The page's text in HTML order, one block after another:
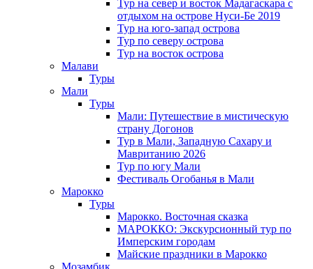
Тур на север и восток Мадагаскара с
отдыхом на острове Нуси-Бе 2019
Тур на юго-запад острова
Тур по северу острова
Тур на восток острова
Малави
Туры
Мали
Туры
Мали: Путешествие в мистическую
страну Догонов
Тур в Мали, Западную Сахару и
Мавританию 2026
Тур по югу Мали
Фестиваль Огобанья в Мали
Марокко
Туры
Марокко. Восточная сказка
МАРОККО: Экскурсионный тур по
Имперским городам
Майские праздники в Марокко
Мозамбик